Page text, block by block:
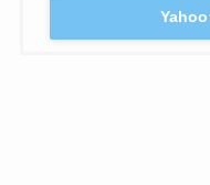
Yahoo